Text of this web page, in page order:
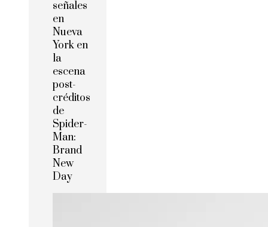
señales
en
Nueva
York en
la
escena
post-
créditos
de
Spider-
Man:
Brand
New
Day